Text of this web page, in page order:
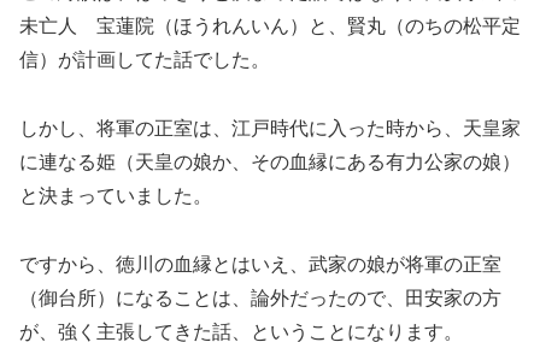
未亡人 宝蓮院（ほうれんいん）と、賢丸（のちの松平定
信）が計画してた話でした。
しかし、将軍の正室は、江戸時代に入った時から、天皇家
に連なる姫（天皇の娘か、その血縁にある有力公家の娘）
と決まっていました。
ですから、徳川の血縁とはいえ、武家の娘が将軍の正室
（御台所）になることは、論外だったので、田安家の方
が、強く主張してきた話、ということになります。